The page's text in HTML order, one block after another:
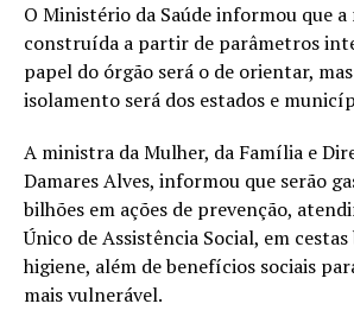
O Ministério da Saúde informou que
construída a partir de parâmetros
papel do órgão será o de orientar,
isolamento será dos estados e
A ministra da Mulher, da Família e
Damares Alves, informou que serão
bilhões em ações de prevenção,
Único de Assistência Social, em cestas
higiene, além de benefícios sociais
mais vulnerável.